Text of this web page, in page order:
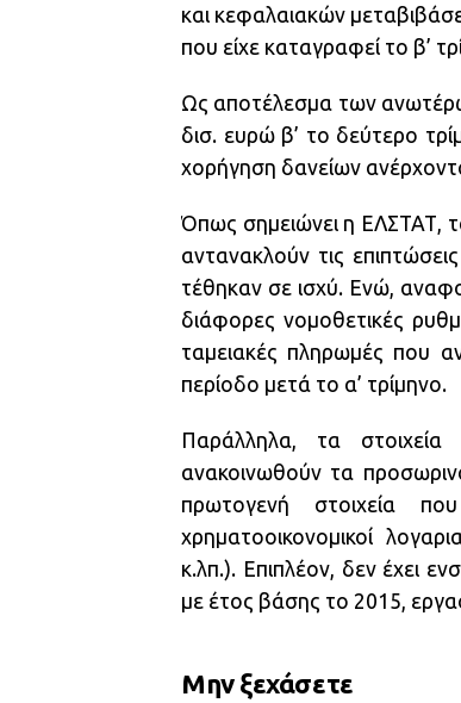
και κεφαλαιακών
που είχε καταγραφεί το β’
Ως αποτέλεσμα των
δισ. ευρώ β’ το δεύτερο
χορήγηση δανείων
Όπως σημειώνει η ΕΛΣΤΑΤ,
αντανακλούν τις
τέθηκαν σε ισχύ. Ενώ,
διάφορες νομοθετικές
ταμειακές πληρωμές που
περίοδο μετά το α’ τρίμηνο.
Παράλληλα, τα
ανακοινωθούν τα
πρωτογενή στοιχεία
χρηματοοικονομικοί
κ.λπ.). Επιπλέον, δεν έχει
με έτος βάσης το 2015,
Μην ξεχάσετε